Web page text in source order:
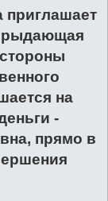
приглашает
рыдающая
на
-
прямо в